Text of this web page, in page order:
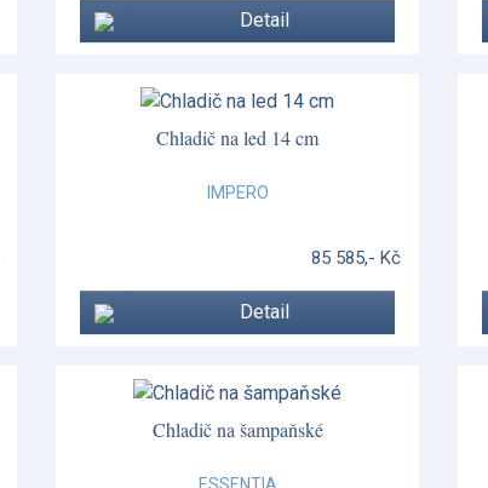
Detail
Chladič na led 14 cm
IMPERO
85 585,- Kč
Detail
Chladič na šampaňské
ESSENTIA